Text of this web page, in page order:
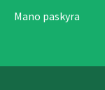
Mano paskyra